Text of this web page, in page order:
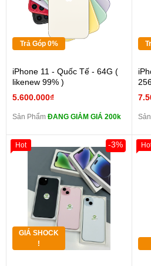
Trả Góp 0%
iPhone 11 - Quốc Tế - 64G (
likenew 99% )
5.600.000₫
Sản Phẩm ĐANG GIẢM GIÁ 200k
GIÁ SHOCK
!
-3%
Hot